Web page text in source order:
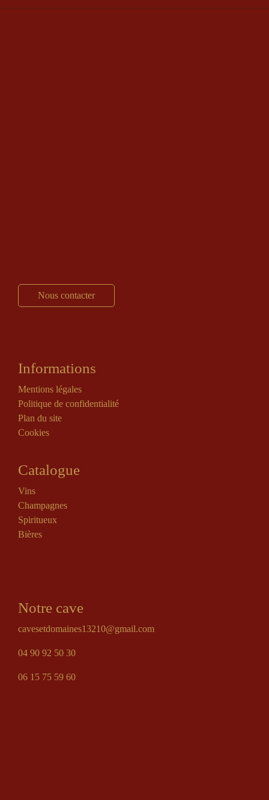
Nous contacter
Informations
Mentions légales
Politique de confidentialité
Plan du site
Cookies
Catalogue
Vins
Champagnes
Spiritueux
Bières
Notre cave
cavesetdomaines13210@gmail.com
04 90 92 50 30
06 15 75 59 60